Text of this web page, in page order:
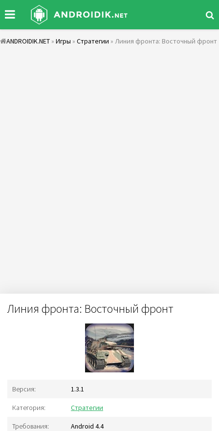
ANDROIDIK.NET » Игры » Стратегии » Линия фронта: Восточный фронт
Линия фронта: Восточный фронт
Версия: 1.3.1
Категория: Стратегии
Требования: Android 4.4